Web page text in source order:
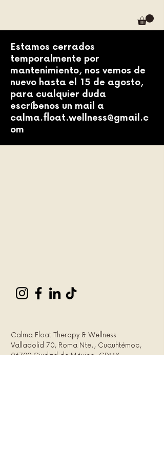
Estamos cerrados
temporalmente por
mantenimiento, nos vemos de
nuevo hasta el 15 de agosto,
para cualquier duda
escríbenos un mail a
calma.float.wellness@gmail.c
om
Calma Float Therapy & Wellness
Valladolid 70, Roma Nte., Cuauhtémoc,
06700 Ciudad de México, CDMX